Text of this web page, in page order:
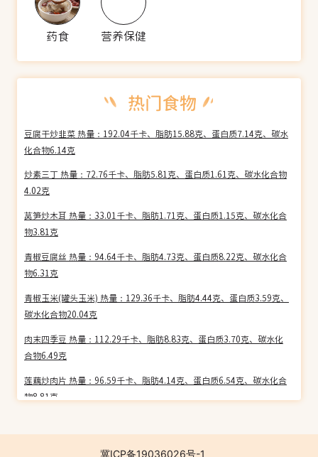
药食 营养保健
豆腐干炒韭菜 热量：192.04千卡、脂肪15.88克、蛋白质7.14克、碳水
化合物6.14克
炒素三丁 热量：72.76千卡、脂肪5.81克、蛋白质1.61克、碳水化合物
4.02克
莴笋炒木耳 热量：33.01千卡、脂肪1.71克、蛋白质1.15克、碳水化合
物3.81克
青椒豆腐丝 热量：94.64千卡、脂肪4.73克、蛋白质8.22克、碳水化合
物6.31克
青椒玉米(罐头玉米) 热量：129.36千卡、脂肪4.44克、蛋白质3.59克、
碳水化合物20.04克
肉末四季豆 热量：112.29千卡、脂肪8.83克、蛋白质3.70克、碳水化
合物6.49克
莲藕炒肉片 热量：96.59千卡、脂肪4.14克、蛋白质6.54克、碳水化合
物8.81克
化合物9.70克
冀ICP备19036026号-1